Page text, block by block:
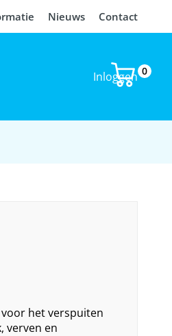
Nieuws Contact
0
Inloggen
voor het verspuiten
verven en